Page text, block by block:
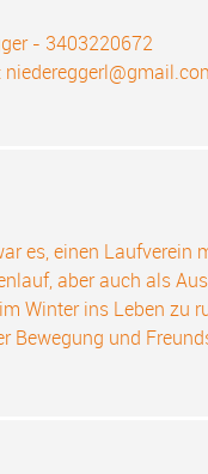
- 3403220672
es, einen Laufverein
aber auch als
Winter ins Leben zu
Bewegung und